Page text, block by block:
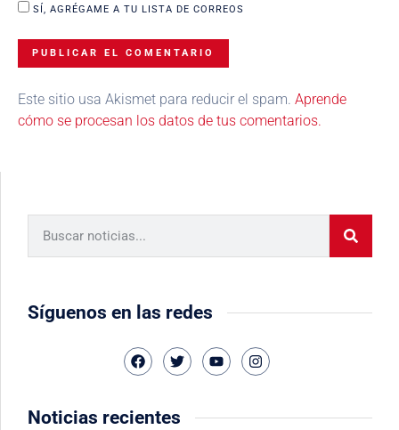
SÍ, AGRÉGAME A TU LISTA DE CORREOS
Este sitio usa Akismet para reducir el spam. Aprende
cómo se procesan los datos de tus comentarios.
Síguenos en las redes
Noticias recientes